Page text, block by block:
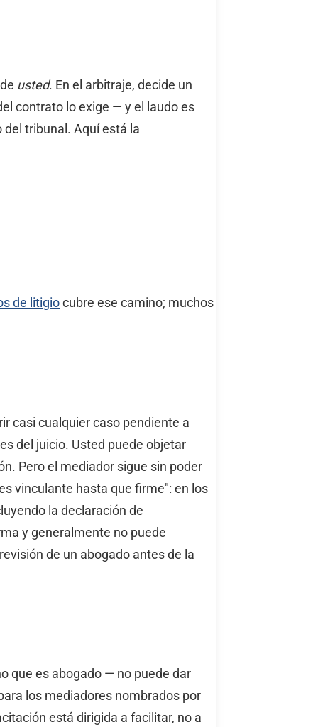
usted. En el arbitraje, decide un
contrato lo exige — y el laudo es
tribunal. Aquí está la
de litigiocubre ese camino; muchos
casi cualquier caso pendiente a
del juicio. Usted puede objetar
Pero el mediador sigue sin poder
vinculante hasta que firme": en los
la declaración de
y generalmente no puede
de un abogado antes de la
que es abogado — no puede dar
los mediadores nombrados por
está dirigida a facilitar, no a